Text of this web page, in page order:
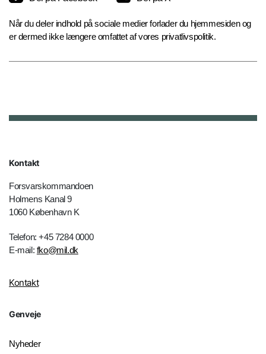
Når du deler indhold på sociale medier forlader du hjemmesiden og
er dermed ikke længere omfattet af vores privatlivspolitik.
Kontakt
Forsvarskommandoen
Holmens Kanal 9
1060 København K
Telefon: +45 7284 0000
E-mail: fko@mil.dk
Kontakt
Genveje
Nyheder